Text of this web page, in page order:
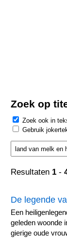
Zoek op
Zoek ook in
Gebruik
Resultaten 1 -
De legende
Een
geleden woonde
gierige oude